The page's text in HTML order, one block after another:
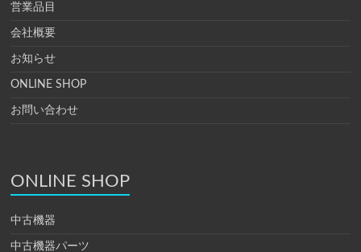
営業品目
会社概要
お知らせ
ONLINE SHOP
お問い合わせ
ONLINE SHOP
中古機器
中古機器パーツ